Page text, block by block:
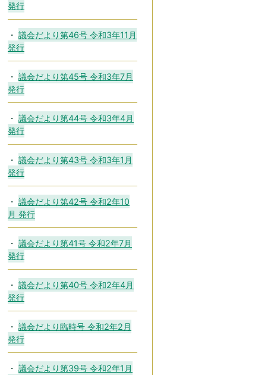
発行
議会だより第46号 令和3年11月
発行
議会だより第45号 令和3年7月
発行
議会だより第44号 令和3年4月
発行
議会だより第43号 令和3年1月
発行
議会だより第42号 令和2年10
月 発行
議会だより第41号 令和2年7月
発行
議会だより第40号 令和2年4月
発行
議会だより臨時号 令和2年2月
発行
議会だより第39号 令和2年1月